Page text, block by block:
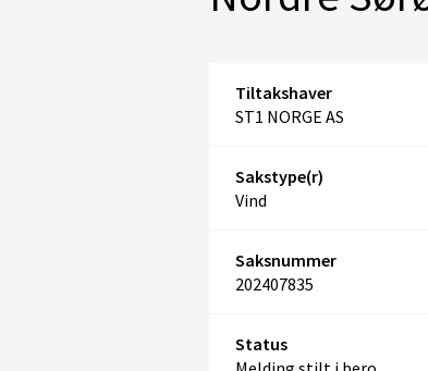
Tiltakshaver
ST1 NORGE AS
Sakstype(r)
Vind
Saksnummer
202407835
Status